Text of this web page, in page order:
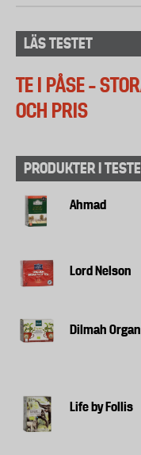
LÄS TESTET
TE I PÅSE –
OCH PRIS
PRODUKTER I
Ahmad
Lord Nelson
Dilmah
Life by Follis